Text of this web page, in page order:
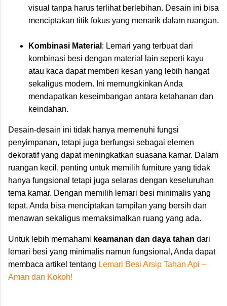
visual tanpa harus terlihat berlebihan. Desain ini bisa
menciptakan titik fokus yang menarik dalam ruangan.
Kombinasi Material : Lemari yang terbuat dari
kombinasi besi dengan material lain seperti kayu
atau kaca dapat memberi kesan yang lebih hangat
sekaligus modern. Ini memungkinkan Anda
mendapatkan keseimbangan antara ketahanan dan
keindahan.
Desain-desain ini tidak hanya memenuhi fungsi
penyimpanan, tetapi juga berfungsi sebagai elemen
dekoratif yang dapat meningkatkan suasana kamar. Dalam
ruangan kecil, penting untuk memilih furniture yang tidak
hanya fungsional tetapi juga selaras dengan keseluruhan
tema kamar. Dengan memilih lemari besi minimalis yang
tepat, Anda bisa menciptakan tampilan yang bersih dan
menawan sekaligus memaksimalkan ruang yang ada.
Untuk lebih memahami keamanan dan daya tahan dari
lemari besi yang minimalis namun fungsional, Anda dapat
membaca artikel tentang Lemari Besi Arsip Tahan Api –
Aman dan Kokoh!